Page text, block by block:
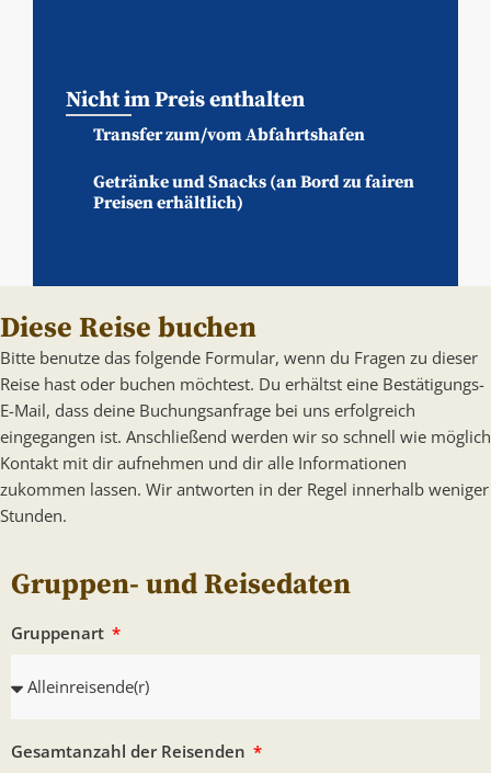
Nicht im Preis enthalten
Transfer zum/vom Abfahrtshafen
Getränke und Snacks (an Bord zu fairen
Preisen erhältlich)
Diese Reise buchen
Bitte benutze das folgende Formular, wenn du Fragen zu dieser
Reise hast oder buchen möchtest. Du erhältst eine Bestätigungs-
E-Mail, dass deine Buchungsanfrage bei uns erfolgreich
eingegangen ist. Anschließend werden wir so schnell wie möglich
Kontakt mit dir aufnehmen und dir alle Informationen
zukommen lassen. Wir antworten in der Regel innerhalb weniger
Stunden.
Gruppen- und Reisedaten
Gruppenart
Gesamtanzahl der Reisenden